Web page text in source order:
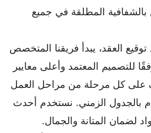
المطلقة في جميع
توقيع العقد، يبدأ فريقنا المتخصص
للتصميم المعتمد وأعلى معايير
على كل مرحلة من مراحل العمل
بالجدول الزمني. نستخدم أحدث
لضمان المتانة والجمال.